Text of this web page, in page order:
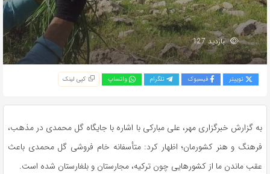
بازدید 127
توییتر فیسبوک تلگرام واتساپ کپی لینک
به گزارش خبرگزاری مهر، علی مبارکی با اشاره با جایگاه گل محمدی در مذهب،
فرهنگ و هنر کشورمان؛ اظهار کرد: متأسفانه خام فروشی گل محمدی باعث
عقب ماندن ما از کشورهایی چون ترکیه، مجارستان و بلغارستان شده است.